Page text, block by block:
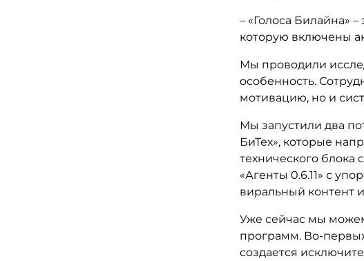
– «Голоса Билайна»
которую включены
Мы проводили
особенность.
мотивацию, но и
Мы запустили два
БиТех», которые
технического блока
«Агенты 0.6.11» с
виральный контент
Уже сейчас мы
программ. Во-
создается